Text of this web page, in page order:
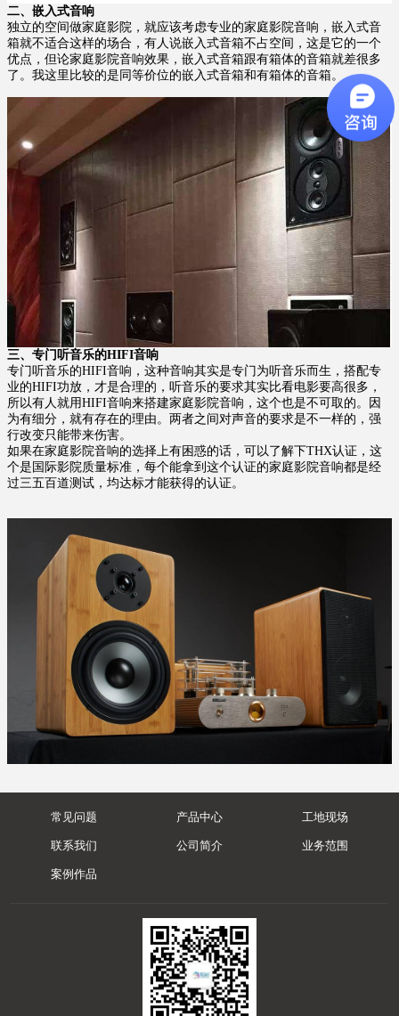
二、 嵌入式音响
独立的空间做家庭影院，就应该考虑专业的家庭影院音响，嵌入式音
箱就不适合这样的场合，有人说嵌入式音箱不占空间，这是它的一个
优点，但论家庭影院音响效果，嵌入式音箱跟有箱体的音箱就差很多
了。我这里比较的是同等价位的嵌入式音箱和有箱体的音箱。
三、 专门听音乐的HIFI音响
专门听音乐的HIFI音响，这种音响其实是专门为听音乐而生，搭配专
业的HIFI功放，才是合理的，听音乐的要求其实比看电影要高很多，
所以有人就用HIFI音响来搭建家庭影院音响，这个也是不可取的。因
为有细分，就有存在的理由。两者之间对声音的要求是不一样的，强
行改变只能带来伤害。
如果在家庭影院音响的选择上有困惑的话，可以了解下THX认证，这
个是国际影院质量标准，每个能拿到这个认证的家庭影院音响都是经
过三五百道测试，均达标才能获得的认证。
常见问题 产品中心 工地现场
联系我们 公司简介 业务范围
案例作品